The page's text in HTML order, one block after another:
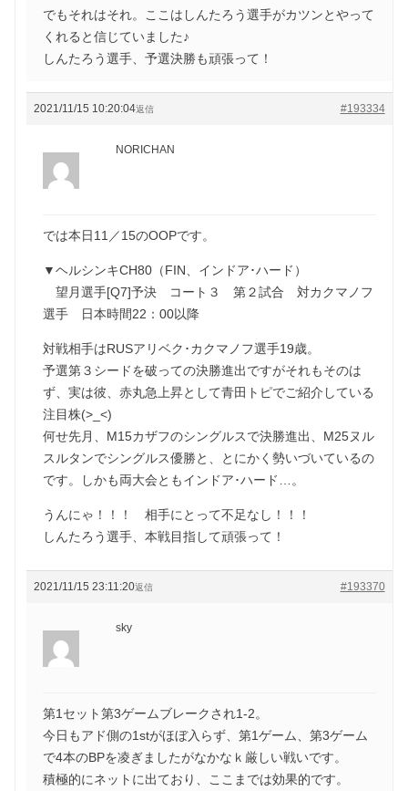
でもそれはそれ。ここはしんたろう選手がカツンとやって
くれると信じていました♪
しんたろう選手、予選決勝も頑張って！
2021/11/15 10:20:04 #193334
返信
NORICHAN
では本日11／15のOOPです。
▼ヘルシンキCH80（FIN、インドア･ハード）
望月選手[Q7]予決 コート３ 第２試合 対カクマノフ
選手 日本時間22：00以降
対戦相手はRUSアリベク･カクマノフ選手19歳。
予選第３シードを破っての決勝進出ですがそれもそのは
ず、実は彼、赤丸急上昇として青田トピでご紹介している
注目株(>_<)
何せ先月、M15カザフのシングルスで決勝進出、M25ヌル
スルタンでシングルス優勝と、とにかく勢いづいているの
です。しかも両大会ともインドア･ハード…。
うんにゃ！！！ 相手にとって不足なし！！！
しんたろう選手、本戦目指して頑張って！
2021/11/15 23:11:20 #193370
返信
sky
第1セット第3ゲームブレークされ1-2。
今日もアド側の1stがほぼ入らず、第1ゲーム、第3ゲーム
で4本のBPを凌ぎましたがなかなｋ厳しい戦いです。
積極的にネットに出ており、ここまでは効果的です。